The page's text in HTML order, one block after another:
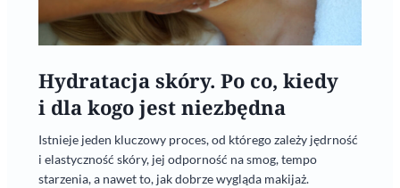
Hydratacja skóry. Po co, kiedy
i dla kogo jest niezbędna
Istnieje jeden kluczowy proces, od którego zależy jędrność
i elastyczność skóry, jej odporność na smog, tempo
starzenia, a nawet to, jak dobrze wygląda makijaż.